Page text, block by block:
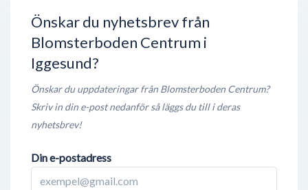
Önskar du nyhetsbrev från
Blomsterboden Centrum i
Iggesund?
Önskar du uppdateringar från Blomsterboden Centrum?
Skriv in din e-post nedanför så läggs du till i deras
nyhetsbrev!
Din e-postadress